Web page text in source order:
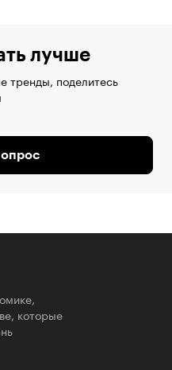
лучше
тренды, поделитесь
которые